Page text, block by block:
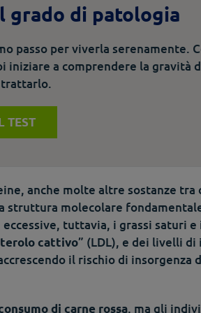
grado di patologia
passo per viverla serenamente.
iniziare a comprendere la gravità
trattarlo.
TEST
anche molte altre sostanze tra
struttura molecolare
tuttavia, i grassi saturi
cattivo” (LDL), e dei livelli
il rischio di insorgenza
di carne rossa, ma gli